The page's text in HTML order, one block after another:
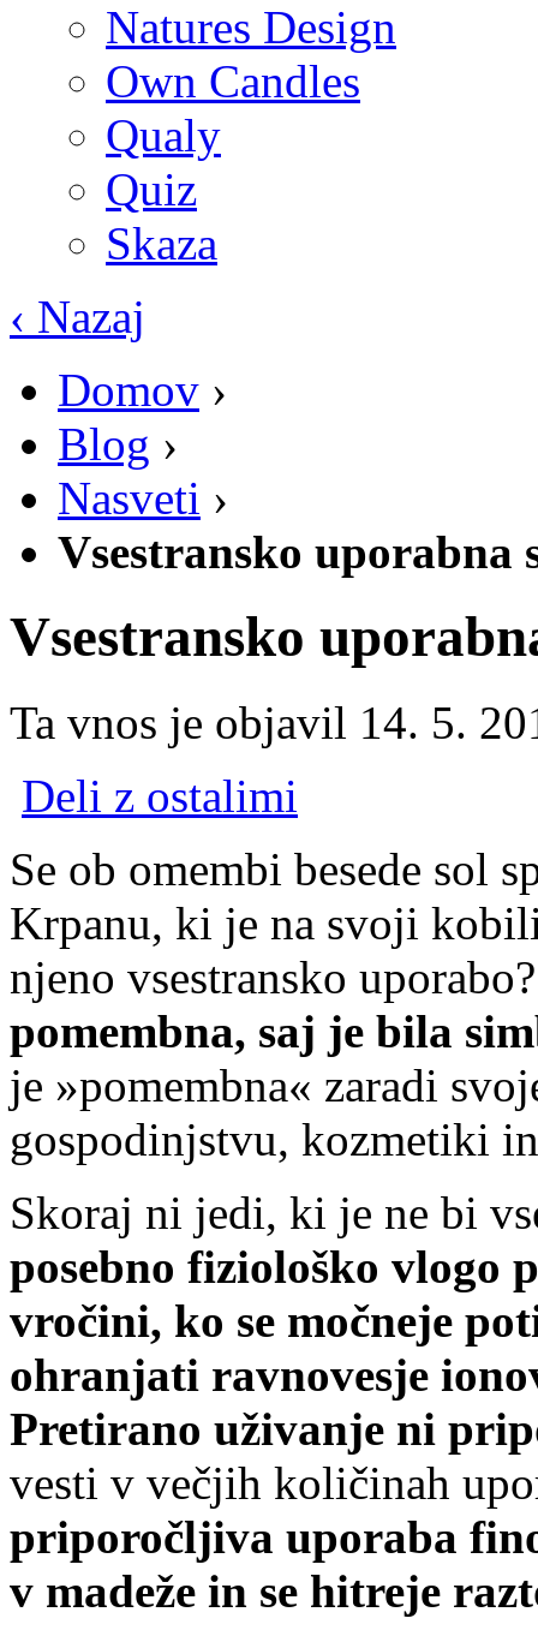
Natures Design
Own Candles
Qualy
Quiz
Skaza
‹ Nazaj
Domov ›
Blog ›
Nasveti ›
Vsestransko uporabna
Vsestransko
Ta vnos je objavil 14. 5.
Deli z ostalimi
Se ob omembi besede sol
Krpanu, ki je na svoji
njeno vsestransko
pomembna, saj je bila
je »pomembna« zaradi
gospodinjstvu, kozmetiki
Skoraj ni jedi, ki je ne bi
posebno fiziološko vlogo
vročini, ko se močneje
ohranjati ravnovesje
Pretirano uživanje ni
vesti v večjih količinah
priporočljiva uporaba
v madeže in se hitreje